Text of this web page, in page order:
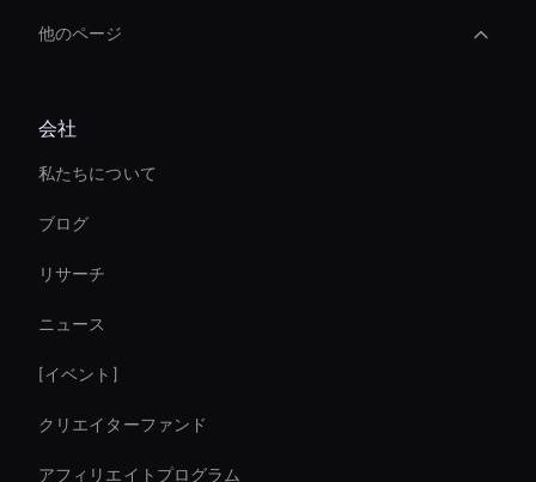
他のページ
AI ビデオエフェクトツール
Live Streaming Avatar
AI ビデオカラー化ツール
Ai Agent For Automation
interactive hologram
Ai Avatar For Marketing
Zoom Ai Avatar
会社
私たちについて
ブログ
リサーチ
ニュース
[イベント]
クリエイターファンド
アフィリエイトプログラム